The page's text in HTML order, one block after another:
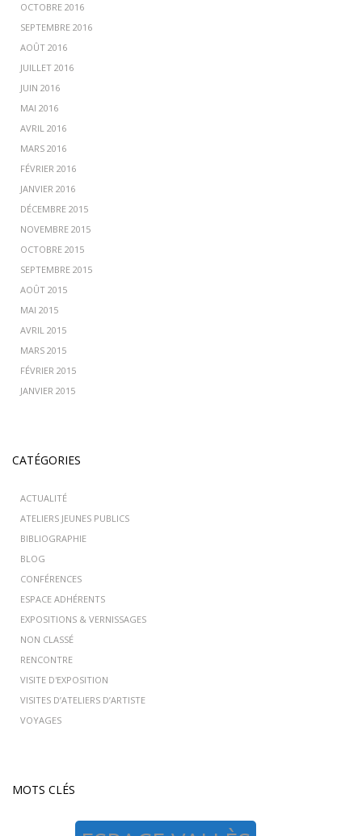
OCTOBRE 2016
SEPTEMBRE 2016
AOÛT 2016
JUILLET 2016
JUIN 2016
MAI 2016
AVRIL 2016
MARS 2016
FÉVRIER 2016
JANVIER 2016
DÉCEMBRE 2015
NOVEMBRE 2015
OCTOBRE 2015
SEPTEMBRE 2015
AOÛT 2015
MAI 2015
AVRIL 2015
MARS 2015
FÉVRIER 2015
JANVIER 2015
CATÉGORIES
ACTUALITÉ
ATELIERS JEUNES PUBLICS
BIBLIOGRAPHIE
BLOG
CONFÉRENCES
ESPACE ADHÉRENTS
EXPOSITIONS & VERNISSAGES
NON CLASSÉ
RENCONTRE
VISITE D'EXPOSITION
VISITES D’ATELIERS D’ARTISTE
VOYAGES
MOTS CLÉS